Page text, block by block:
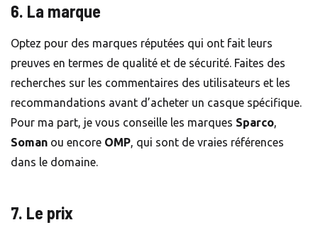
6. La marque
Optez pour des marques réputées qui ont fait leurs
preuves en termes de qualité et de sécurité. Faites des
recherches sur les commentaires des utilisateurs et les
recommandations avant d’acheter un casque spécifique.
Pour ma part, je vous conseille les marques Sparco,
Soman ou encore OMP, qui sont de vraies références
dans le domaine.
7. Le prix